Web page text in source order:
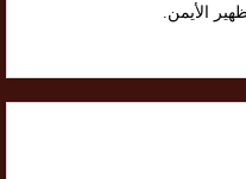
الأيمن.